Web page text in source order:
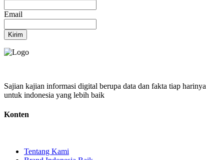
Email
Kirim
Sajian kajian informasi digital berupa data dan fakta tiap harinya
untuk indonesia yang lebih baik
Konten
Tentang Kami